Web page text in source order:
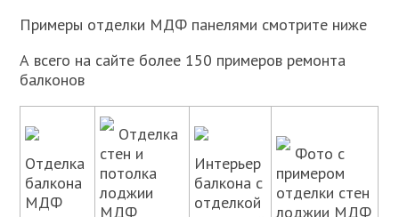
Примеры отделки МДФ панелями смотрите ниже
А всего на сайте более 150 примеров ремонта
балконов
Отделка
балкона
МДФ
Отделка
стен и
потолка
лоджии
МДФ
Интерьер
балкона с
отделкой
Фото с
примером
отделки стен
лоджии МДФ